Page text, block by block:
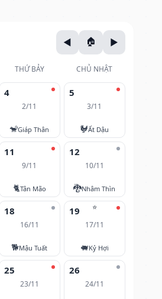
THỨ BẢY CHỦ NHẬT
4
2/11
🐒Giáp Thân
5
3/11
🐓Ất Dậu
11
9/11
🐈Tân Mão
12
10/11
🐉Nhâm Thìn
18
16/11
🐕Mậu Tuất
⭐
19
17/11
🐖Kỷ Hợi
25
23/11
26
24/11